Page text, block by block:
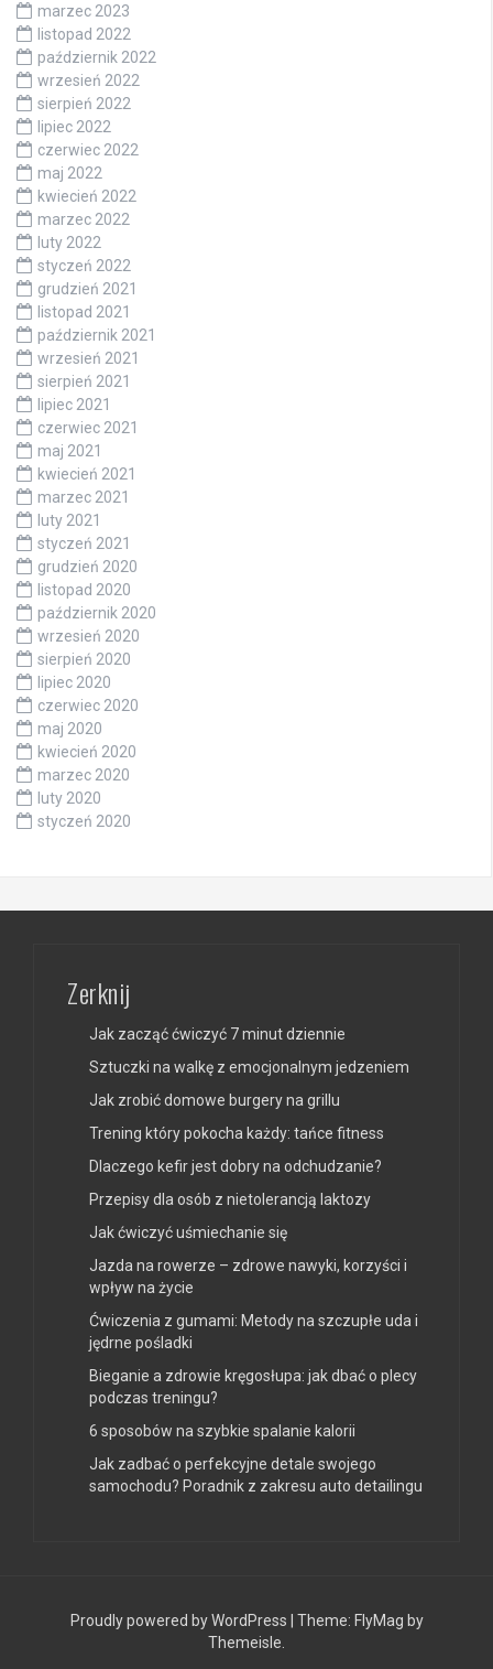
marzec 2023
listopad 2022
październik 2022
wrzesień 2022
sierpień 2022
lipiec 2022
czerwiec 2022
maj 2022
kwiecień 2022
marzec 2022
luty 2022
styczeń 2022
grudzień 2021
listopad 2021
październik 2021
wrzesień 2021
sierpień 2021
lipiec 2021
czerwiec 2021
maj 2021
kwiecień 2021
marzec 2021
luty 2021
styczeń 2021
grudzień 2020
listopad 2020
październik 2020
wrzesień 2020
sierpień 2020
lipiec 2020
czerwiec 2020
maj 2020
kwiecień 2020
marzec 2020
luty 2020
styczeń 2020
Zerknij
Jak zacząć ćwiczyć 7 minut dziennie
Sztuczki na walkę z emocjonalnym jedzeniem
Jak zrobić domowe burgery na grillu
Trening który pokocha każdy: tańce fitness
Dlaczego kefir jest dobry na odchudzanie?
Przepisy dla osób z nietolerancją laktozy
Jak ćwiczyć uśmiechanie się
Jazda na rowerze – zdrowe nawyki, korzyści i
wpływ na życie
Ćwiczenia z gumami: Metody na szczupłe uda i
jędrne pośladki
Bieganie a zdrowie kręgosłupa: jak dbać o plecy
podczas treningu?
6 sposobów na szybkie spalanie kalorii
Jak zadbać o perfekcyjne detale swojego
samochodu? Poradnik z zakresu auto detailingu
Proudly powered by WordPress | Theme: FlyMag by
Themeisle.